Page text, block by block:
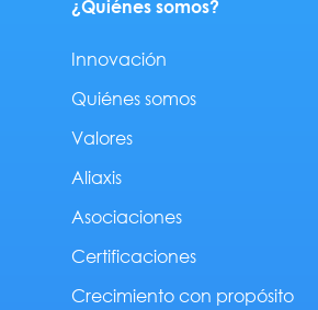
¿Quiénes somos?
Innovación
Quiénes somos
Valores
Aliaxis
Asociaciones
Certificaciones
Crecimiento con propósito